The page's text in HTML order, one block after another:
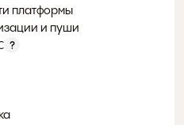
платформы
и пуши